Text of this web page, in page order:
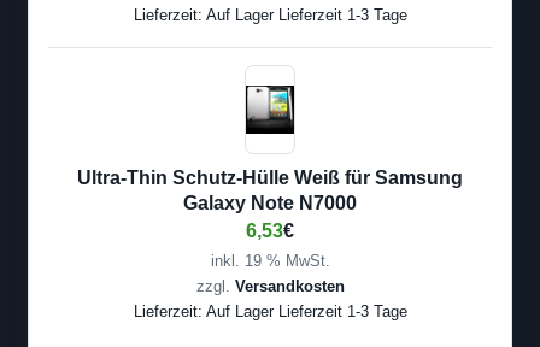
Lieferzeit: Auf Lager Lieferzeit 1-3 Tage
Ultra-Thin Schutz-Hülle Weiß für Samsung
Galaxy Note N7000
6,53€
inkl. 19 % MwSt.
zzgl. Versandkosten
Lieferzeit: Auf Lager Lieferzeit 1-3 Tage